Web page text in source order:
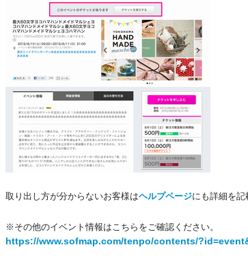
取り出し方が分からないお客様はヘルプページにも詳細を記
※その他のイベント情報はこちらをご確認ください。
https://www.sofmap.com/tenpo/contents/